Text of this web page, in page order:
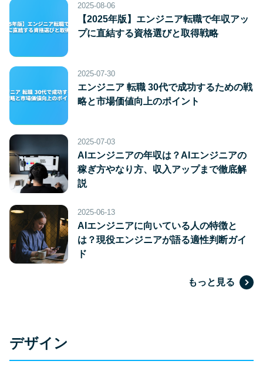
2025-08-06
【2025年版】エンジニア転職で年収アッ
プに直結する資格選びと取得戦略
2025-07-30
エンジニア 転職 30代で成功するための戦
略と市場価値向上のポイント
2025-07-03
AIエンジニアの年収は？AIエンジニアの
稼ぎ方やなり方、収入アップまで徹底解
説
2025-06-13
AIエンジニアに向いている人の特徴と
は？現役エンジニアが語る適性判断ガイ
ド
もっと見る
デザイン